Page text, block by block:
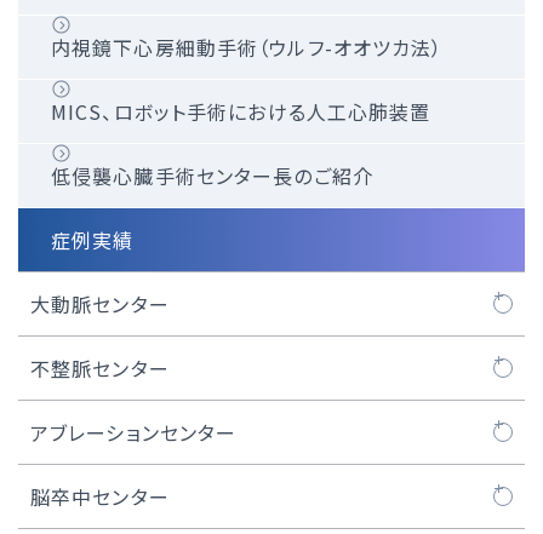
経皮的卵円孔閉鎖術
iASD（医原性心房中隔欠損）閉鎖術
医師紹介
内視鏡下心房細動手術（ウルフ-オオツカ法）
MICS、ロボット手術における人工心肺装置
低侵襲心臓手術センター長のご紹介
症例実績
大動脈センター
大動脈センターについて
人工血管置換術
ステントグラフト治療
不整脈センター
不整脈センターについて
不整脈とは
アブレーションセンター
カテーテルアブレーション
脳卒中センター